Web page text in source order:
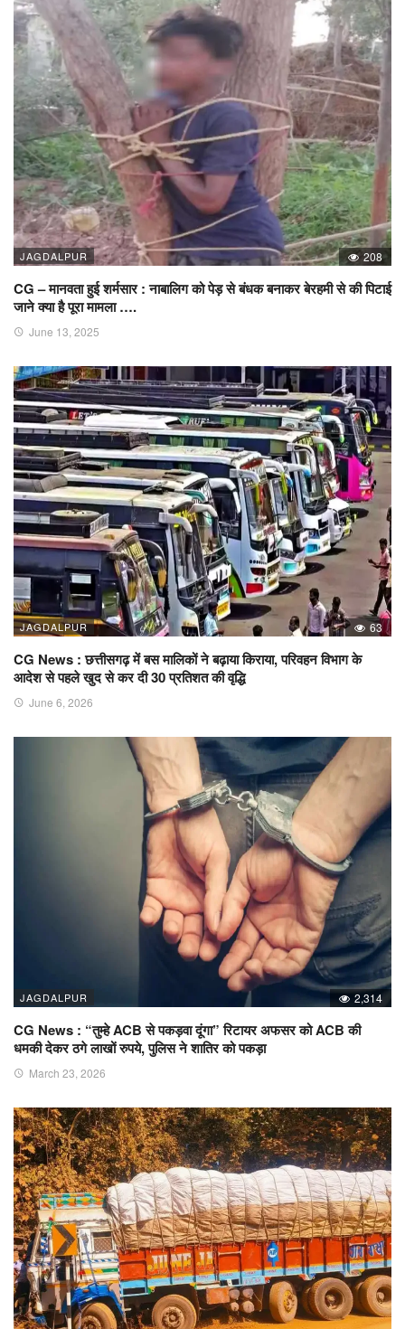
JAGDALPUR 208
CG – मानवता हुई शर्मसार : नाबालिग को पेड़ से बंधक बनाकर बेरहमी से की पिटाई
जाने क्या है पूरा मामला ….
June 13, 2025
JAGDALPUR 63
CG News : छत्तीसगढ़ में बस मालिकों ने बढ़ाया किराया, परिवहन विभाग के
आदेश से पहले खुद से कर दी 30 प्रतिशत की वृद्धि
June 6, 2026
JAGDALPUR 2,314
CG News : “तुम्हे ACB से पकड़वा दूंगा” रिटायर अफसर को ACB की
धमकी देकर ठगे लाखों रुपये, पुलिस ने शातिर को पकड़ा
March 23, 2026